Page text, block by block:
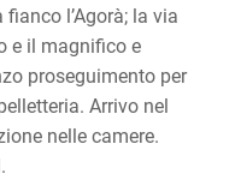
l’Agorà; la via
e il magnifico e
proseguimento per
Arrivo nel
nelle camere.